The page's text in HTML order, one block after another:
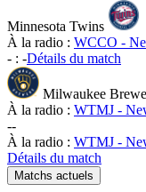
Minnesota Twins
À la radio : WCCO -
- : -Détails du match
Milwaukee
À la radio : WTMJ -
--
À la radio : WTMJ -
Détails du match
Matchs actuels